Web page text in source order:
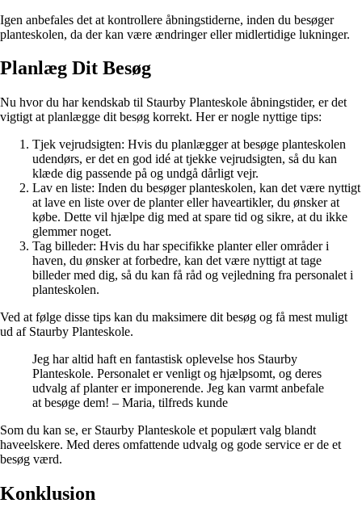
Igen anbefales det at kontrollere åbningstiderne, inden du besøger
planteskolen, da der kan være ændringer eller midlertidige lukninger.
Planlæg Dit Besøg
Nu hvor du har kendskab til Staurby Planteskole åbningstider, er det
vigtigt at planlægge dit besøg korrekt. Her er nogle nyttige tips:
Tjek vejrudsigten: Hvis du planlægger at besøge planteskolen
udendørs, er det en god idé at tjekke vejrudsigten, så du kan
klæde dig passende på og undgå dårligt vejr.
Lav en liste: Inden du besøger planteskolen, kan det være nyttigt
at lave en liste over de planter eller haveartikler, du ønsker at
købe. Dette vil hjælpe dig med at spare tid og sikre, at du ikke
glemmer noget.
Tag billeder: Hvis du har specifikke planter eller områder i
haven, du ønsker at forbedre, kan det være nyttigt at tage
billeder med dig, så du kan få råd og vejledning fra personalet i
planteskolen.
Ved at følge disse tips kan du maksimere dit besøg og få mest muligt
ud af Staurby Planteskole.
Jeg har altid haft en fantastisk oplevelse hos Staurby
Planteskole. Personalet er venligt og hjælpsomt, og deres
udvalg af planter er imponerende. Jeg kan varmt anbefale
at besøge dem! – Maria, tilfreds kunde
Som du kan se, er Staurby Planteskole et populært valg blandt
haveelskere. Med deres omfattende udvalg og gode service er de et
besøg værd.
Konklusion